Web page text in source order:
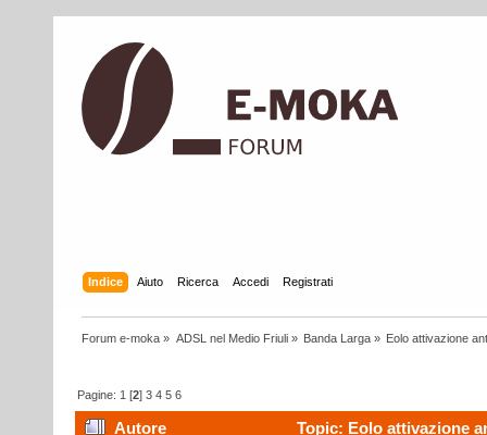
Indice Aiuto Ricerca Accedi Registrati
Forum e-moka » ADSL nel Medio Friuli» Banda Larga» Eolo attivazione
Pagine: 1 [2]3 4 5 6
Autore Topic: Eolo attivazione